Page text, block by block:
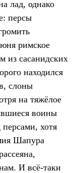
лад, однако
персы
римское
из сасанидских
находился
слоны
на тяжёлое
воины
хотя
Шапура
И всё-таки